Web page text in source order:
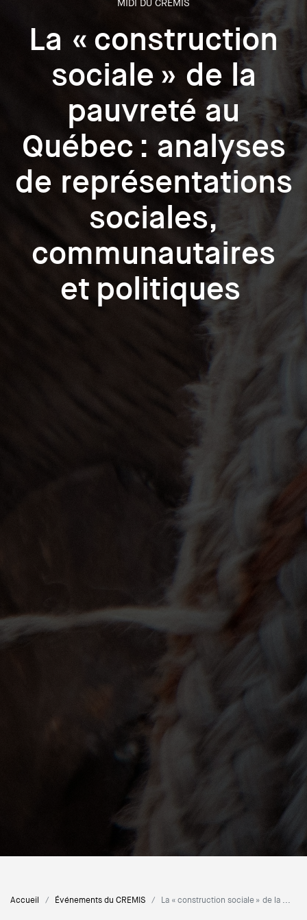
MIDI DU CREMIS
La « construction
sociale » de la
pauvreté au
Québec : analyses
de représentations
sociales,
communautaires
et politiques
Accueil Événements du CREMIS La « construction sociale » de la ...